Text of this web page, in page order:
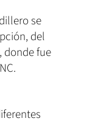
se
del
donde fue